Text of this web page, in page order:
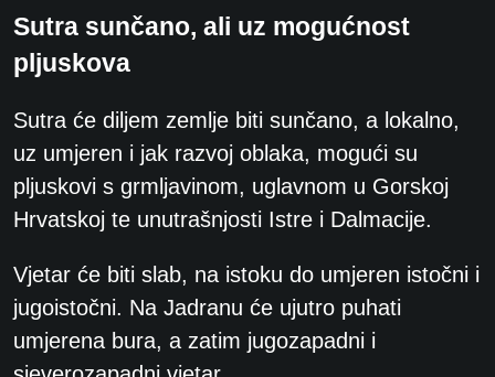
Sutra sunčano, ali uz mogućnost
pljuskova
Sutra će diljem zemlje biti sunčano, a lokalno,
uz umjeren i jak razvoj oblaka, mogući su
pljuskovi s grmljavinom, uglavnom u Gorskoj
Hrvatskoj te unutrašnjosti Istre i Dalmacije.
Vjetar će biti slab, na istoku do umjeren istočni i
jugoistočni. Na Jadranu će ujutro puhati
umjerena bura, a zatim jugozapadni i